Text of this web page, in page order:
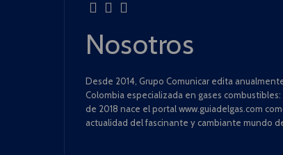
Nosotros
Desde 2014, Grupo Comunicar edita
Colombia especializada en gases
de 2018 nace el portal www.guiadelgas.com
actualidad del fascinante y cambiante mundo